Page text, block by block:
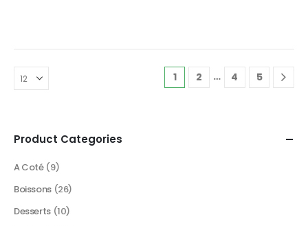
1 2 … 4 5
Product Categories
A Coté (9)
Boissons (26)
Desserts (10)